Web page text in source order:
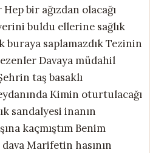
bir ağızdan olacağı
buldu ellerine sağlık
buraya saplamazdık Tezinin
Davaya müdahil
taş basaklı
Kimin oturtulacağı
sandalyesi inanın
kaçmıştım Benim
Marifetin hasının